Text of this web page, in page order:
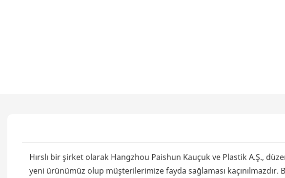
Hırslı bir şirket olarak Hangzhou Paishun Kauçuk ve Plastik A.Ş.,
yeni ürünümüz olup müşterilerimize fayda sağlaması